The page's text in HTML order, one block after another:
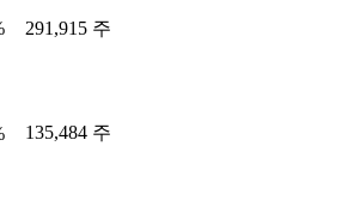
291,915 주
135,484 주